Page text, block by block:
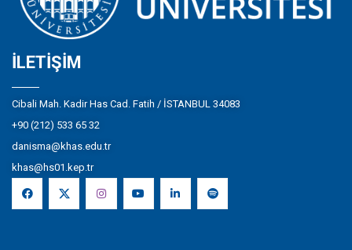
İLETIŞIM
Cibali Mah. Kadir Has Cad. Fatih / İSTANBUL 34083
+90 (212) 533 65 32
danisma@khas.edu.tr
khas@hs01.kep.tr